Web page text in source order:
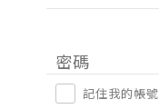
密碼
記住我的帳號